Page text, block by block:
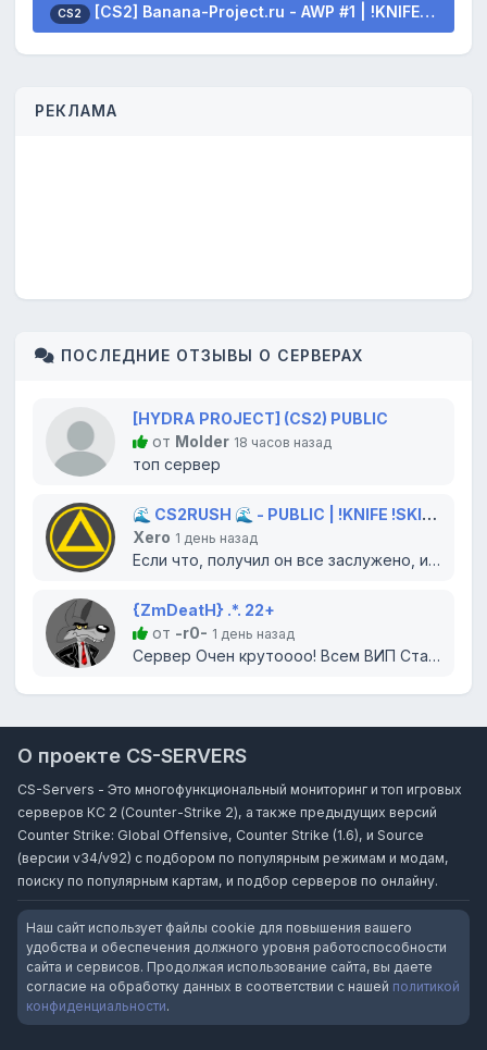
CS2 [CS2] Banana-Project.ru - AWP #1 | !KNIFE !SKINS
РЕКЛАМА
ПОСЛЕДНИЕ ОТЗЫВЫ О СЕРВЕРАХ
[HYDRA PROJECT] (CS2) PUBLIC
от Molder 18 часов назад
топ сервер
🌊 CS2RUSH 🌊 - PUBLIC | !KNIFE !SKINS !CW
Xero 1 день назад
Если что, получил он все заслужено, изначально вообще сайт снес)...
{ZmDeatH} .*. 22+
от -r0- 1 день назад
Сервер Очен крутоооо! Всем ВИП Статус Бесплатно!)
О проекте CS-SERVERS
CS-Servers - Это многофункциональный мониторинг и топ игровых
серверов КС 2 (Counter-Strike 2), а также предыдущих версий
Counter Strike: Global Offensive, Counter Strike (1.6), и Source
(версии v34/v92) с подбором по популярным режимам и модам,
поиску по популярным картам, и подбор серверов по онлайну.
Наш сайт использует файлы cookie для повышения вашего
удобства и обеспечения должного уровня работоспособности
сайта и сервисов. Продолжая использование сайта, вы даете
согласие на обработку данных в соответствии с нашей политикой
конфиденциальности.